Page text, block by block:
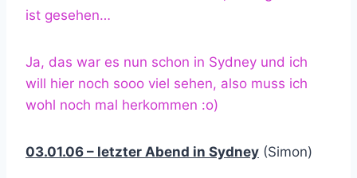
ist gesehen…
Ja, das war es nun schon in Sydney und ich
will hier noch sooo viel sehen, also muss ich
wohl noch mal herkommen :o)
03.01.06 – letzter Abend in Sydney (Simon)